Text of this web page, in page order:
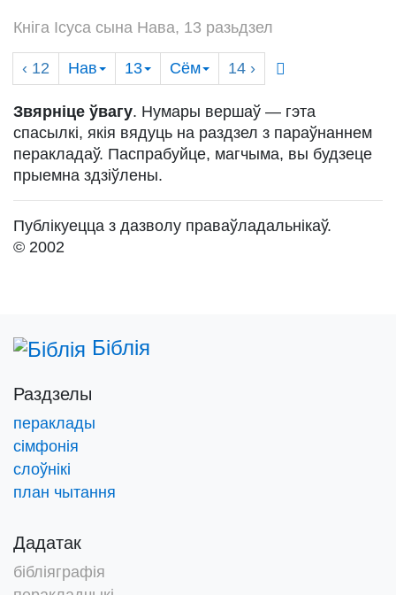
Кніга Ісуса сына Нава, 13 разьдзел
‹ 12 Нав 13 Сём 14 ›
Звярніце ўвагу. Нумары вершаў — гэта
спасылкі, якія вядуць на раздзел з параўнаннем
перакладаў. Паспрабуйце, магчыма, вы будзеце
прыемна здзіўлены.
Публікуецца з дазволу праваўладальнікаў.
© 2002
Біблія
Раздзелы
пераклады
сімфонія
слоўнікі
план чытання
Дадатак
бібліяграфія